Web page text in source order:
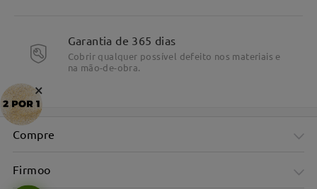
Garantia de 365 dias
Cobrir qualquer possível defeito nos materiais e
na mão-de-obra.
Compre
Firmoo
×